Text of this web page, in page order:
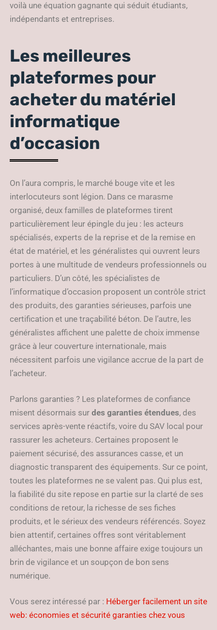
voilà une équation gagnante qui séduit étudiants,
indépendants et entreprises.
Les meilleures
plateformes pour
acheter du matériel
informatique
d’occasion
On l’aura compris, le marché bouge vite et les
interlocuteurs sont légion. Dans ce marasme
organisé, deux familles de plateformes tirent
particulièrement leur épingle du jeu : les acteurs
spécialisés, experts de la reprise et de la remise en
état de matériel, et les généralistes qui ouvrent leurs
portes à une multitude de vendeurs professionnels ou
particuliers. D’un côté, les spécialistes de
l’informatique d’occasion proposent un contrôle strict
des produits, des garanties sérieuses, parfois une
certification et une traçabilité béton. De l’autre, les
généralistes affichent une palette de choix immense
grâce à leur couverture internationale, mais
nécessitent parfois une vigilance accrue de la part de
l’acheteur.
Parlons garanties ? Les plateformes de confiance
misent désormais sur des garanties étendues, des
services après-vente réactifs, voire du SAV local pour
rassurer les acheteurs. Certaines proposent le
paiement sécurisé, des assurances casse, et un
diagnostic transparent des équipements. Sur ce point,
toutes les plateformes ne se valent pas. Qui plus est,
la fiabilité du site repose en partie sur la clarté de ses
conditions de retour, la richesse de ses fiches
produits, et le sérieux des vendeurs référencés. Soyez
bien attentif, certaines offres sont véritablement
alléchantes, mais une bonne affaire exige toujours un
brin de vigilance et un soupçon de bon sens
numérique.
Vous serez intéressé par : Héberger facilement un site
web: économies et sécurité garanties chez vous